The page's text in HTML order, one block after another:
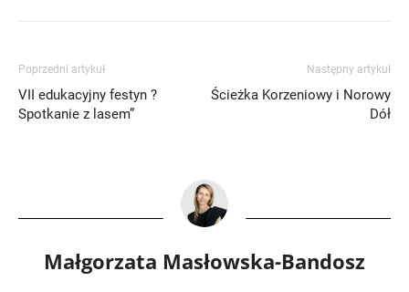
Poprzedni artykuł
VII edukacyjny festyn ?
Spotkanie z lasem”
Następny artykuł
Ścieżka Korzeniowy i Norowy
Dół
Małgorzata Masłowska-Bandosz